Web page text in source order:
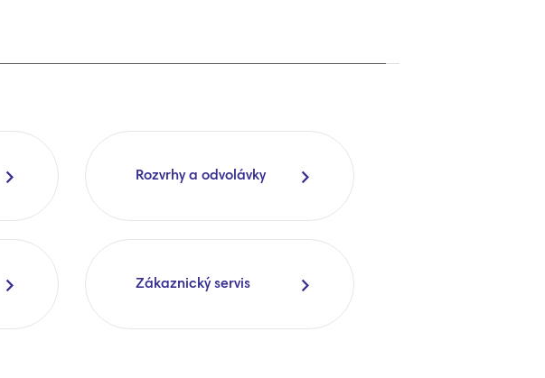
Rozvrhy a odvolávky
Zákaznický servis